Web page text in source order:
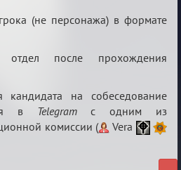
(не персонажа) в формате
отдел после прохождения
кандидата на собеседование
в
Telegramс одним из
комиссии (
Vera